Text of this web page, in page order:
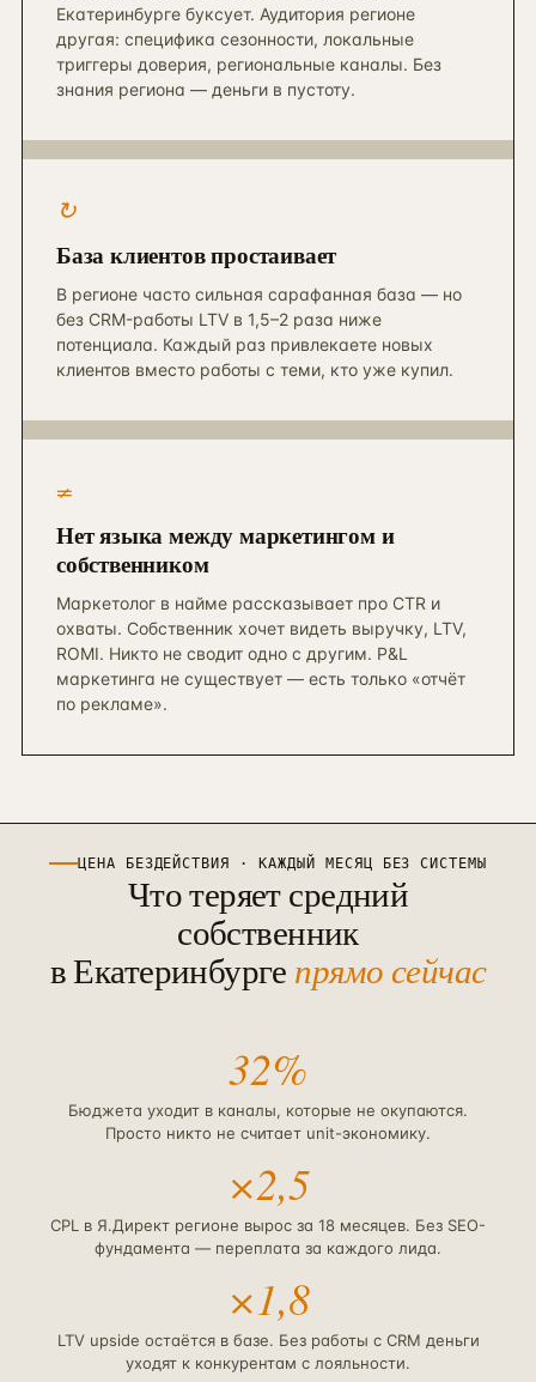
Екатеринбурге буксует. Аудитория регионе
другая: специфика сезонности, локальные
триггеры доверия, региональные каналы. Без
знания региона — деньги в пустоту.
↻︎
База клиентов простаивает
В регионе часто сильная сарафанная база — но
без CRM-работы LTV в 1,5–2 раза ниже
потенциала. Каждый раз привлекаете новых
клиентов вместо работы с теми, кто уже купил.
≠
Нет языка между маркетингом и
собственником
Маркетолог в найме рассказывает про CTR и
охваты. Собственник хочет видеть выручку, LTV,
ROMI. Никто не сводит одно с другим. P&L
маркетинга не существует — есть только «отчёт
по рекламе».
ЦЕНА БЕЗДЕЙСТВИЯ · КАЖДЫЙ МЕСЯЦ БЕЗ СИСТЕМЫ
Что теряет средний
собственник
вЕкатеринбурге прямо сейчас
32%
Бюджета уходит в каналы, которые не окупаются.
Просто никто не считает unit-экономику.
×2,5
CPL в Я.Директ регионе вырос за 18 месяцев. Без SEO-
фундамента — переплата за каждого лида.
×1,8
LTV upside остаётся в базе. Без работы с CRM деньги
уходят к конкурентам с лояльности.